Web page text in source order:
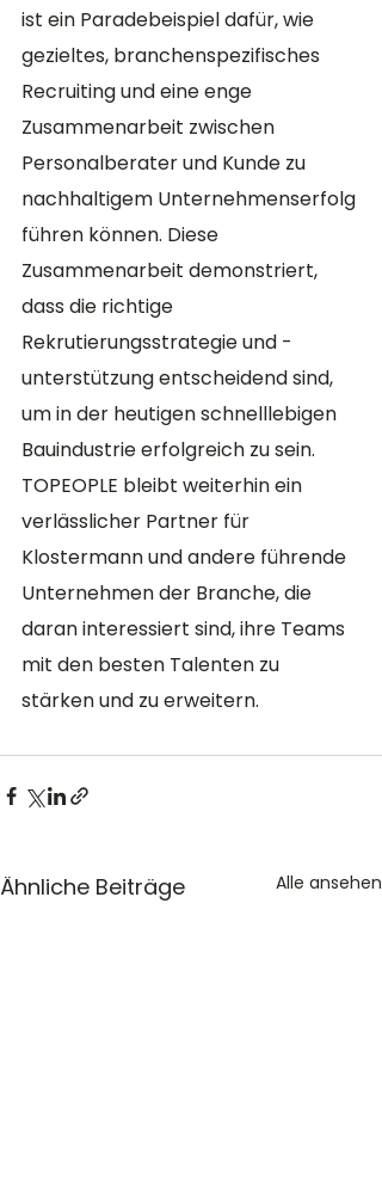
ist ein Paradebeispiel dafür, wie
gezieltes, branchenspezifisches
Recruiting und eine enge
Zusammenarbeit zwischen
Personalberater und Kunde zu
nachhaltigem Unternehmenserfolg
führen können. Diese
Zusammenarbeit demonstriert,
dass die richtige
Rekrutierungsstrategie und -
unterstützung entscheidend sind,
um in der heutigen schnelllebigen
Bauindustrie erfolgreich zu sein.
TOPEOPLE bleibt weiterhin ein
verlässlicher Partner für
Klostermann und andere führende
Unternehmen der Branche, die
daran interessiert sind, ihre Teams
mit den besten Talenten zu
stärken und zu erweitern.
Ähnliche Beiträge Alle ansehen